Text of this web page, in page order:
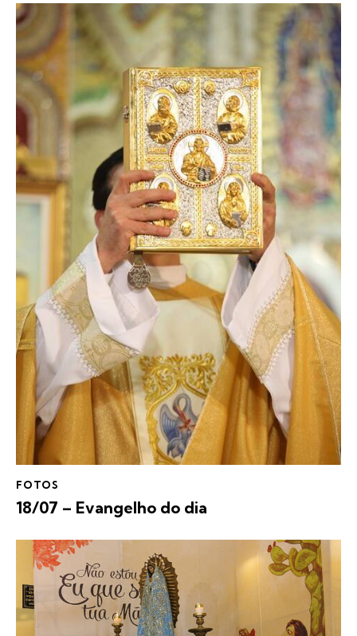
FOTOS
18/07 – Evangelho do dia